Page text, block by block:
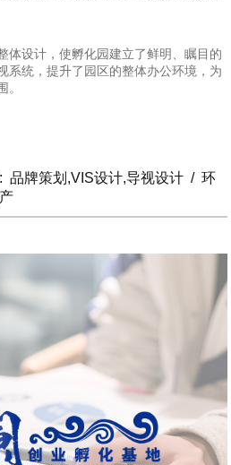
体设计，使孵化园建立了鲜明、瞩目的
系统，提升了园区的整体办公环境，为
。
品牌策划,VIS设计,导视设计 / 环